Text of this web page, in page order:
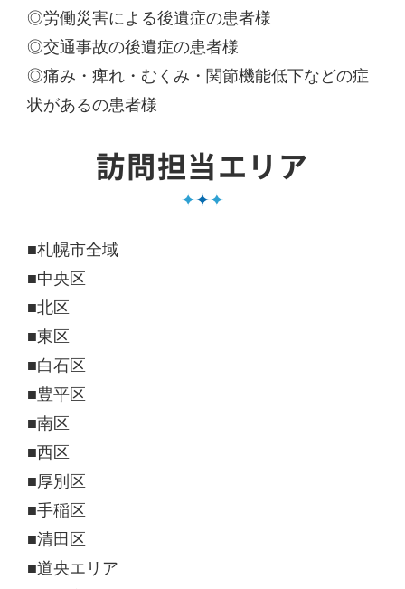
◎労働災害による後遺症の患者様
◎交通事故の後遺症の患者様
◎痛み・痺れ・むくみ・関節機能低下などの症
状があるの患者様
訪問担当エリア
■札幌市全域
■中央区
■北区
■東区
■白石区
■豊平区
■南区
■西区
■厚別区
■手稲区
■清田区
■道央エリア